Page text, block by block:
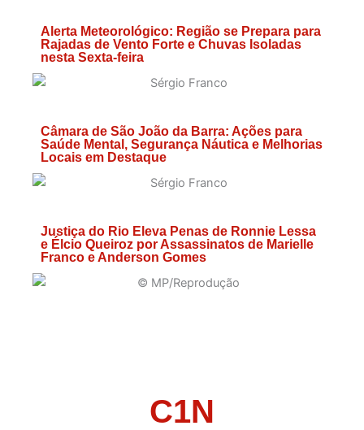
Alerta Meteorológico: Região se Prepara para
Rajadas de Vento Forte e Chuvas Isoladas
nesta Sexta-feira
Câmara de São João da Barra: Ações para
Saúde Mental, Segurança Náutica e Melhorias
Locais em Destaque
Justiça do Rio Eleva Penas de Ronnie Lessa
e Élcio Queiroz por Assassinatos de Marielle
Franco e Anderson Gomes
C1N